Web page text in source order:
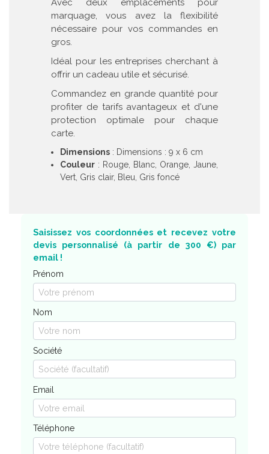
Avec deux emplacements pour
marquage, vous avez la flexibilité
nécessaire pour vos commandes en
gros.
Idéal pour les entreprises cherchant à
offrir un cadeau utile et sécurisé.
Commandez en grande quantité pour
profiter de tarifs avantageux et d'une
protection optimale pour chaque
carte.
Dimensions : Dimensions : 9 x 6 cm
Couleur : Rouge, Blanc, Orange, Jaune,
Vert, Gris clair, Bleu, Gris foncé
Saisissez vos coordonnées et recevez votre
devis personnalisé (à partir de 300 €) par
email !
Prénom
Nom
Société
Email
Téléphone